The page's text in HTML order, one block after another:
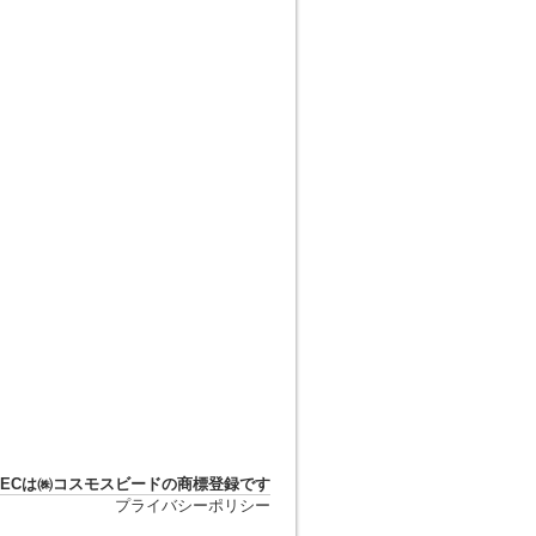
は㈱コスモスビードの商標登録です
プライバシーポリシー